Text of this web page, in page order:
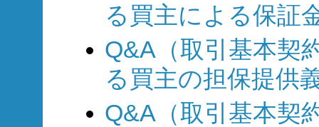
る買主による保証
Q&A（取引基本契
る買主の担保提供
Q&A（取引基本契